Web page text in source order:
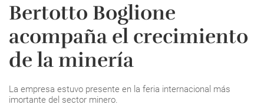
Bertotto Boglione
acompaña el crecimiento
de la minería
La empresa estuvo presente en la feria internacional más
imortante del sector minero.